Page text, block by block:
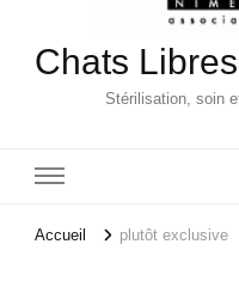
Chats
Stérilisation, soin
Accueil plutôt exclusive